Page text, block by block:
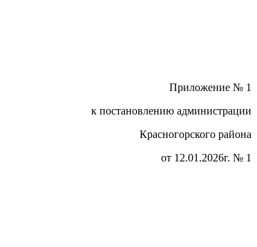
Приложение № 1
к постановлению администрации
Красногорского района
от 12.01.2026г. № 1